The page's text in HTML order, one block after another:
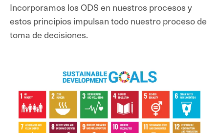
Incorporamos los ODS en nuestros procesos y
estos principios impulsan todo nuestro proceso de
toma de decisiones.